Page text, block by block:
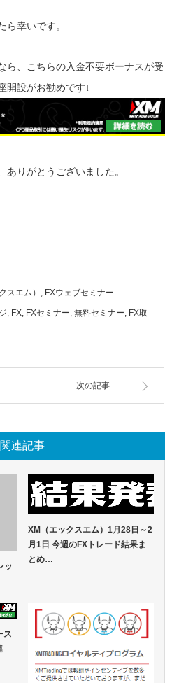
ら幸いです。
ら、こちらの入金不要ボーナスが受
開設がお勧めです↓
りがとうございました。
スエム） , FXウェブセミナー
, FX, FXセミナー, 無料セミナー, FX取
次の記事
関連記事
ッ
XM（エックスエム）1月28日～2
月1日 今週のFXトレード結果ま
とめ…
ス